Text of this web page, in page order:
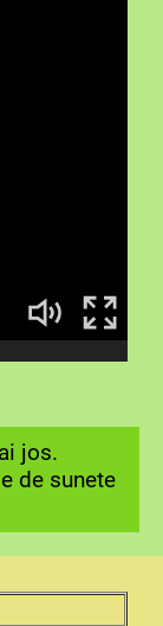
jos.
de sunete